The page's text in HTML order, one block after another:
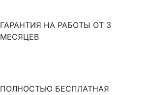
ГАРАНТИЯ НА РАБОТЫ ОТ 3
МЕСЯЦЕВ
ПОЛНОСТЬЮ БЕСПЛАТНАЯ